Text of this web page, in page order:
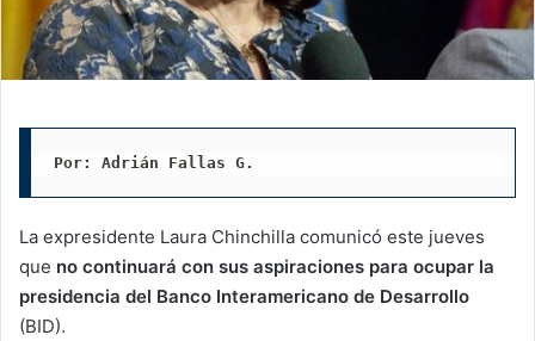
Por: Adrián Fallas G.
La expresidente Laura Chinchilla comunicó este jueves
que no continuará con sus aspiraciones para ocupar la
presidencia del Banco Interamericano de Desarrollo
(BID).